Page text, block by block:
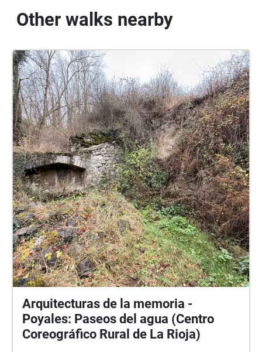
Other walks nearby
Arquitecturas de la memoria -
Poyales: Paseos del agua (Centro
Coreográfico Rural de La Rioja)